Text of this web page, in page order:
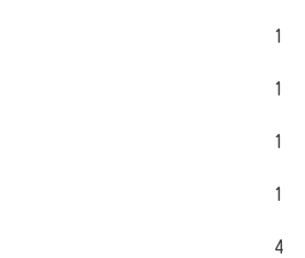
1
1
1
1
4